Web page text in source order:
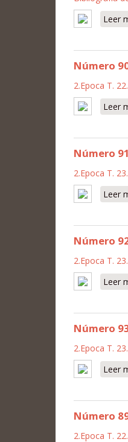
Leer
Número
2.Epoca T.
Leer
Número 91
2.Epoca T.
Leer
Número
2.Epoca T.
Leer
Número
2.Epoca T.
Leer
Número
2.Epoca T.